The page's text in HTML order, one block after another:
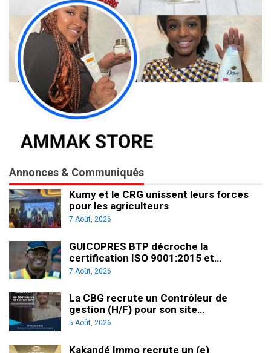
Annonces & Communiqués
Kumy et le CRG unissent leurs forces
pour les agriculteurs
7 Août, 2026
GUICOPRES BTP décroche la
certification ISO 9001:2015 et…
7 Août, 2026
La CBG recrute un Contrôleur de
gestion (H/F) pour son site…
5 Août, 2026
Kakandé Immo recrute un (e)